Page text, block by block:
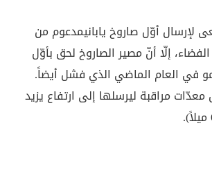
لإرسال أوّل صاروخ يابانيمدعوم من
إلّا أنّ مصير الصاروخ لحق بأوّل
في العام الماضي الذي فشل أيضاً.
مراقبة ليرسلها إلى ارتفاع يزيد